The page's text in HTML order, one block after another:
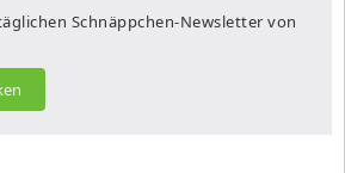
Schnäppchen-Newsletter von